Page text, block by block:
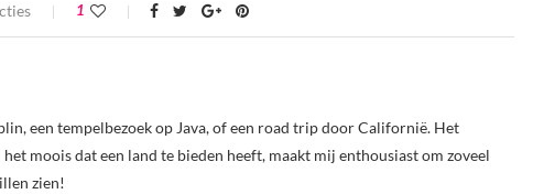
1
een tempelbezoek op Java, of een road trip door Californië. Het
moois dat een land te bieden heeft, maakt mij enthousiast om zoveel
zien!